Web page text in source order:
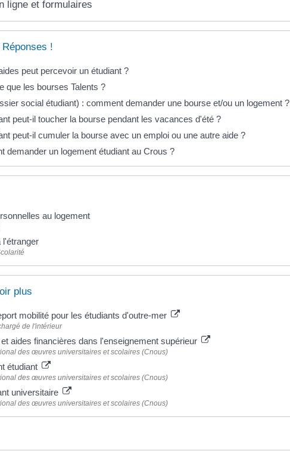
ligne et formulaires
!
peut percevoir un étudiant ?
que les bourses Talents ?
social étudiant) : comment demander une bourse et/ou un logement ?
peut-il toucher la bourse pendant les vacances d'été ?
peut-il cumuler la bourse avec un emploi ou une autre aide ?
demander un logement étudiant au Crous ?
au logement
l'étranger
plus
mobilité pour les étudiants d'outre-mer
de l'intérieur
aides financières dans l'enseignement supérieur
des œuvres universitaires et scolaires (Cnous)
étudiant
des œuvres universitaires et scolaires (Cnous)
universitaire
des œuvres universitaires et scolaires (Cnous)